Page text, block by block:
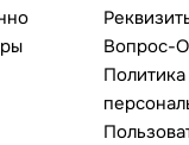
Вопрос-